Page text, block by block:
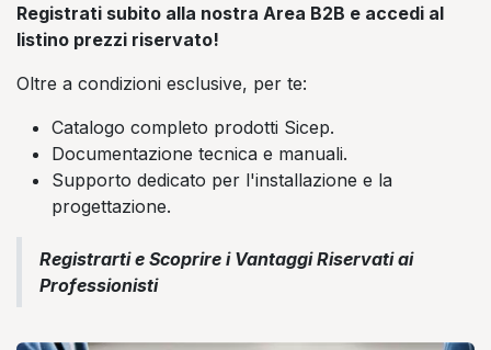
Registrati subito alla nostra Area B2B e accedi al
listino prezzi riservato!
Oltre a condizioni esclusive, per te:
Catalogo completo prodotti Sicep.
Documentazione tecnica e manuali.
Supporto dedicato per l'installazione e la
progettazione.
Registrarti e Scoprire i Vantaggi Riservati ai
Professionisti